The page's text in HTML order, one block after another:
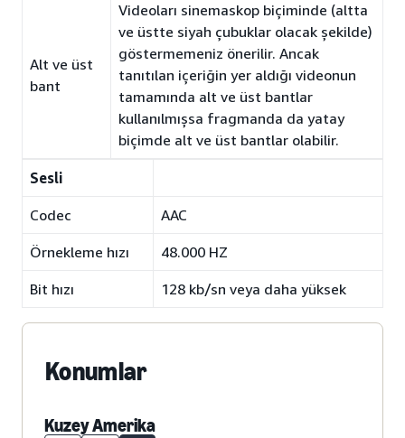
Alt ve üst
bant
Videoları sinemaskop biçiminde (altta
ve üstte siyah çubuklar olacak şekilde)
göstermemeniz önerilir. Ancak
tanıtılan içeriğin yer aldığı videonun
tamamında alt ve üst bantlar
kullanılmışsa fragmanda da yatay
biçimde alt ve üst bantlar olabilir.
Sesli
Codec AAC
Örnekleme hızı 48.000 HZ
Bit hızı 128 kb/sn veya daha yüksek
Konumlar
Kuzey Amerika